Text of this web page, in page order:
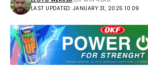
LAST UPDATED: JANUARY 31, 2025 10:09